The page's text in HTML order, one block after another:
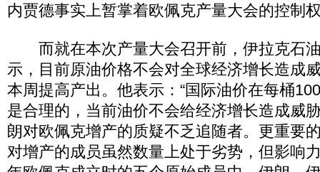
内贾德事实上暂掌着欧佩克产量大会的控制
而就在本次产量大会召开前，伊拉克石
示，目前原油价格不会对全球经济增长造成
本周提高产出。他表示：“国际油价在每桶
是合理的，当前油价不会给经济增长造成威
朗对欧佩克增产的质疑不乏追随者。更重要
对增产的成员虽然数量上处于劣势，但影响